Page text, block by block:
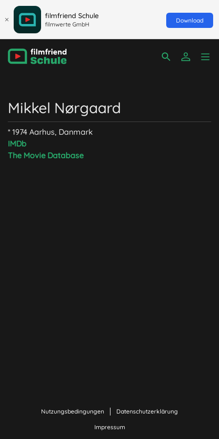
filmfriend Schule
filmwerte GmbH
Download
Mikkel Nørgaard
* 1974 Aarhus, Danmark
IMDb
The Movie Database
Nutzungsbedingungen Datenschutzerklärung
Impressum